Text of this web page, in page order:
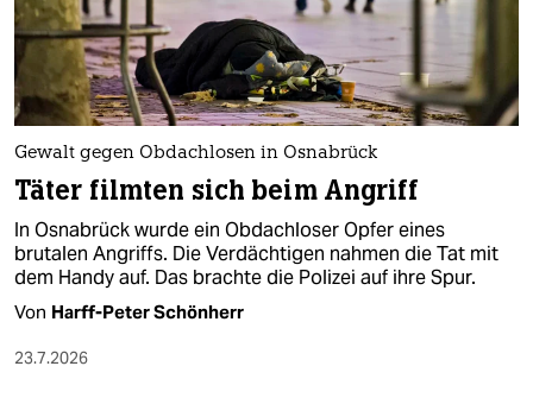
Gewalt gegen Obdachlosen in Osnabrück
Täter filmten sich beim Angriff
In Osnabrück wurde ein Obdachloser Opfer eines
brutalen Angriffs. Die Verdächtigen nahmen die Tat mit
dem Handy auf. Das brachte die Polizei auf ihre Spur.
Von Harff-Peter Schönherr
23.7.2026